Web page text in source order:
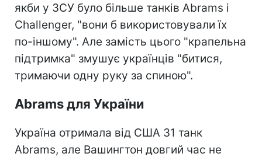
якби у ЗСУ було більше танків Abrams і
Challenger, "вони б використовували їх
по-іншому". Але замість цього "крапельна
підтримка" змушує українців "битися,
тримаючи одну руку за спиною".
Abrams для України
Україна отримала від США 31 танк
Abrams, але Вашингтон довгий час не